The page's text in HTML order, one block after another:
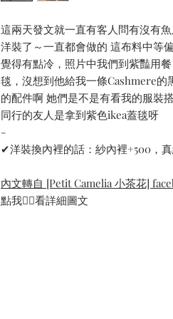
這兩天發文就一直有客人問有沒有
洋裝了～一直都會做的 這布料中等
覺得有點冷，照片中我們到紫豔用
毯，沒想到他給我一條Cashmere
的配件啊 她們是不是有看我的服裝
同行的友人是拿到紫色ikea蓋毯呀
-
✔洋裝換內裡的話：紗內裡+500，
內文轉自 [Petit Camelia 小茶花]
點我👆🏻看詳細圖文